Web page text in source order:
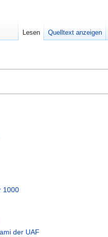
1000
der UAF
Lesen Quelltext anzeigen